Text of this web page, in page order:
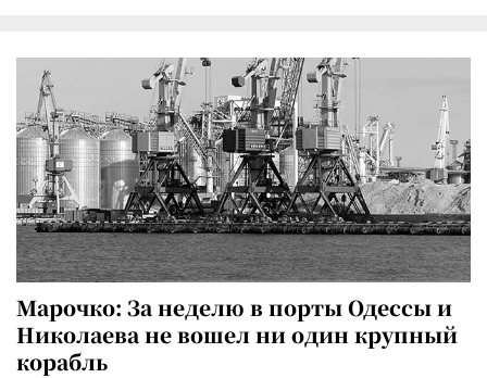
Марочко: За неделю в порты Одессы и
Николаева не вошел ни один крупный
корабль